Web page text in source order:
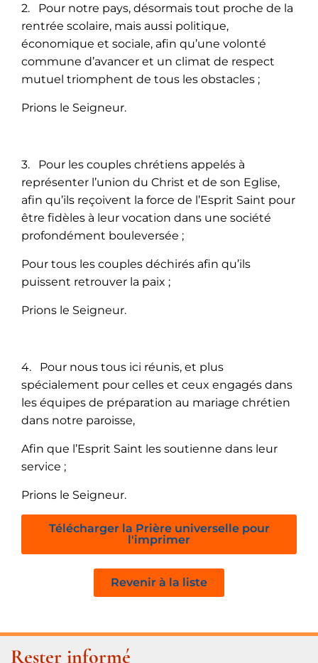
2. Pour notre pays, désormais tout proche de la
rentrée scolaire, mais aussi politique,
économique et sociale, afin qu’une volonté
commune d’avancer et un climat de respect
mutuel triomphent de tous les obstacles ;
Prions le Seigneur.
3. Pour les couples chrétiens appelés à
représenter l’union du Christ et de son Eglise,
afin qu’ils reçoivent la force de l’Esprit Saint pour
être fidèles à leur vocation dans une société
profondément bouleversée ;
Pour tous les couples déchirés afin qu’ils
puissent retrouver la paix ;
Prions le Seigneur.
4. Pour nous tous ici réunis, et plus
spécialement pour celles et ceux engagés dans
les équipes de préparation au mariage chrétien
dans notre paroisse,
Afin que l’Esprit Saint les soutienne dans leur
service ;
Prions le Seigneur.
Télécharger la Prière universelle pour
l'imprimer
Revenir à la liste
Rester informé